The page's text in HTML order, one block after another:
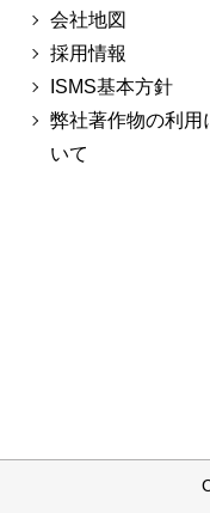
会社地図
採用情報
ISMS基本方針
弊社著作物の利用
いて